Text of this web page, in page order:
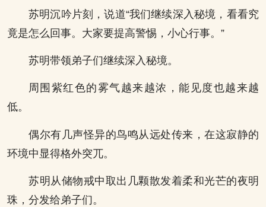
苏明沉吟片刻，说道“我们继续深入秘境，看看究
竟是怎么回事。大家要提高警惕，小心行事。”
苏明带领弟子们继续深入秘境。
周围紫红色的雾气越来越浓，能见度也越来越
低。
偶尔有几声怪异的鸟鸣从远处传来，在这寂静的
环境中显得格外突兀。
苏明从储物戒中取出几颗散发着柔和光芒的夜明
珠，分发给弟子们。